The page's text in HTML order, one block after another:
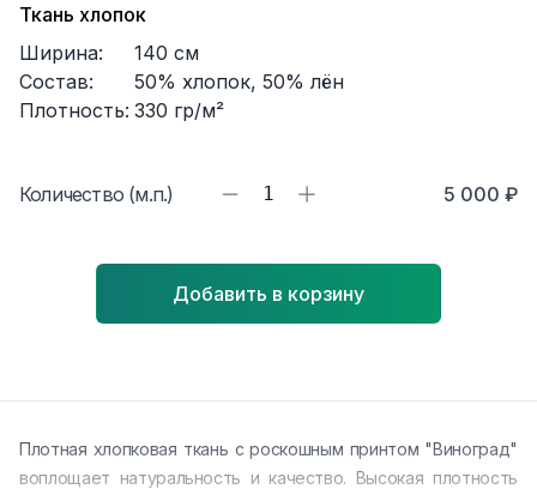
Ткань хлопок
Ширина:
140 см
Состав:
50% хлопок, 50% лён
Плотность: 330 гр/м²
Количество (м.п.) 1 5 000 ₽
Добавить в корзину
Плотная хлопковая ткань с роскошным принтом "Виноград"
воплощает натуральность и качество. Высокая плотность